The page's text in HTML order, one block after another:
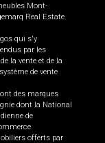
Mont-
Real Estate
qui s'y
par les
la vente et de la
de vente
des marques
dont la National
de
offerts par